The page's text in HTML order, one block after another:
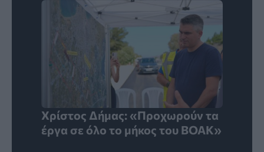
Χρίστος Δήμας: «Προχωρούν τα
έργα σε όλο το μήκος του ΒΟΑΚ»